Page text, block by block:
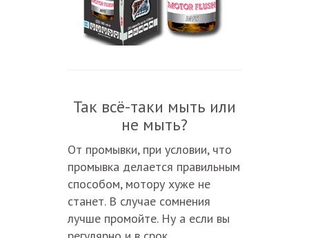
Так всё-таки мыть или
не мыть?
От промывки, при условии, что
промывка делается правильным
способом, мотору хуже не
станет. В случае сомнения
лучше промойте. Ну а если вы